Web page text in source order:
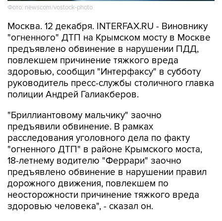
Фото: newscom/vostock-photo
Москва. 12 декабря. INTERFAX.RU - Виновнику
"огненного" ДТП на Крымском мосту в Москве
предъявлено обвинение в нарушении ПДД,
повлекшем причинение тяжкого вреда
здоровью, сообщил "Интерфаксу" в субботу
руководитель пресс-службы столичного главка
полиции Андрей Галиакберов.
"Бриллиантовому мальчику" заочно
предъявили обвинение. В рамках
расследования уголовного дела по факту
"огненного ДТП" в районе Крымского моста,
18-летнему водителю "Феррари" заочно
предъявлено обвинение в нарушении правил
дорожного движения, повлекшем по
неосторожности причинение тяжкого вреда
здоровью человека", - сказал он.